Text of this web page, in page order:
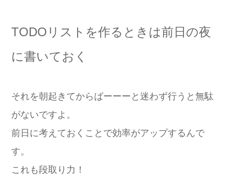
TODOリストを作るときは前日の夜
に書いておく
それを朝起きてからばーーーと迷わず行うと無駄
がないですよ。
前日に考えておくことで効率がアップするんで
す。
これも段取り力！